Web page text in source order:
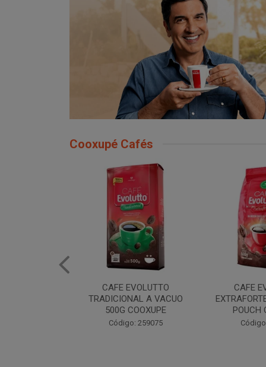
Cooxupé Cafés
CAFE EVOLUTTO
EXTRAFORTE MOIDO 500G
POUCH COOXUPE
Código: 259076
CAFE
POUCH